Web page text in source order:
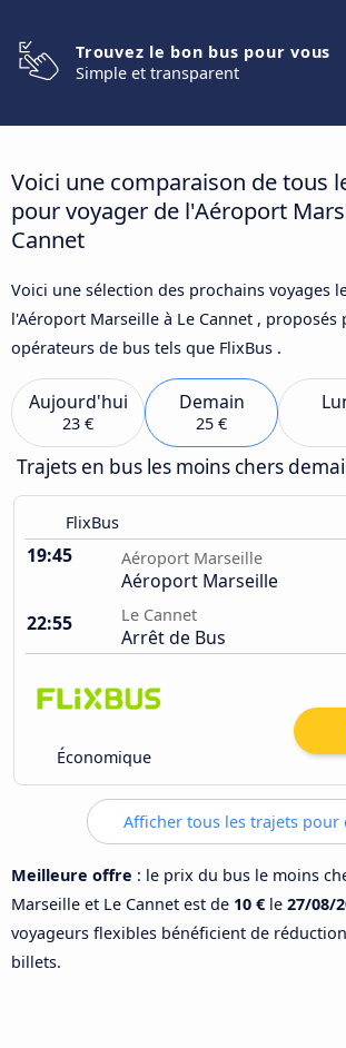
Trouvez le bon bus pour vous
Simple et transparent
Voici une comparaison de tous
pour voyager de l'Aéroport
Cannet
Voici une sélection des prochains voyages
l'Aéroport Marseille à Le Cannet ,
opérateurs de bus tels que FlixBus .
Aujourd'hui
23 €
Demain
25 €
Trajets en bus les moins chers
FlixBus
19:45 Aéroport Marseille
Aéroport Marseille
22:55
Le Cannet
Arrêt de Bus
Économique
Afficher tous les trajets pour
Meilleure offre : le prix du bus le moins
Marseille et Le Cannet est de 10 € le 27/08/
voyageurs flexibles bénéficient de
billets.